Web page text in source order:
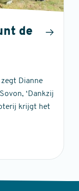
de
Dianne
‘Dankzij
krijgt het